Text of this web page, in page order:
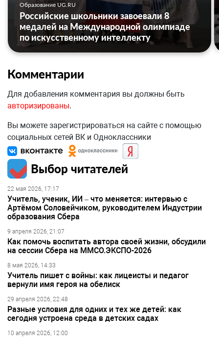
Образование UG.RU
Российские школьники завоевали 8
медалей на Международной олимпиаде
по искусственному интеллекту
Комментарии
Для добавления комментария вы должны быть
авторизированы.
Вы можете зарегистрироваться на сайте с помощью
социальных сетей ВК и Одноклассники
Выбор читателей
22 мая 2026, 17:17
Учитель, ученик, ИИ – что меняется: интервью с
Артёмом Соловейчиком, руководителем Индустрии
образования Сбера
9 апреля 2026, 21:07
Как помочь воспитать автора своей жизни, обсудили
на сессии Сбера на ММСО.ЭКСПО-2026
8 мая 2026, 14:33
Учитель пишет с войны: как лицеисты и педагог
вернули имя героя на обелиск
29 апреля 2026, 22:48
Разные условия для одних и тех же детей: как
сегодня устроена среда в детских садах
10 апреля 2026, 12:00